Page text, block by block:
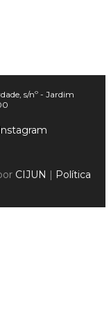
s/nº - Jardim
Instagram
CIJUN
Política